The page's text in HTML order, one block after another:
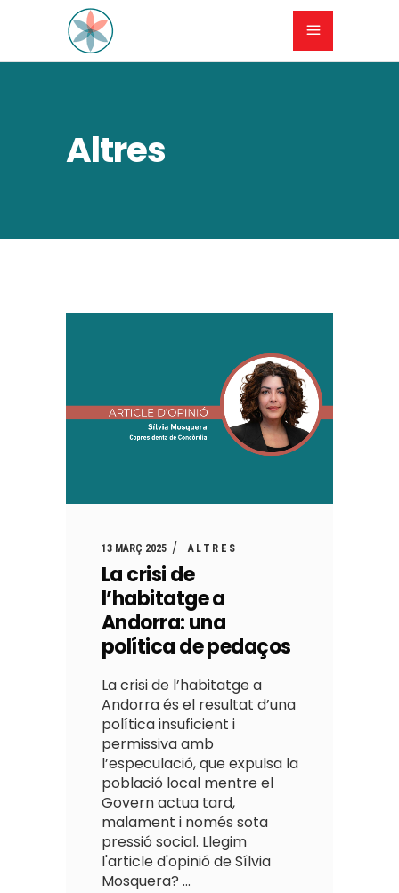
Altres
13 MARÇ 2025 ALTRES
La crisi de
l’habitatge a
Andorra: una
política de pedaços
La crisi de l’habitatge a
Andorra és el resultat d’una
política insuficient i
permissiva amb
l’especulació, que expulsa la
població local mentre el
Govern actua tard,
malament i només sota
pressió social. Llegim
l'article d'opinió de Sílvia
Mosquera?